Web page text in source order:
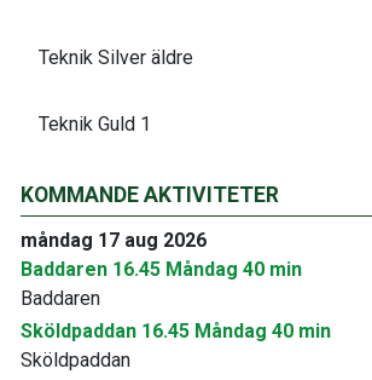
Teknik Silver äldre
Teknik Guld 1
KOMMANDE AKTIVITETER
måndag 17 aug 2026
Baddaren 16.45 Måndag 40 min
Baddaren
Sköldpaddan 16.45 Måndag 40 min
Sköldpaddan